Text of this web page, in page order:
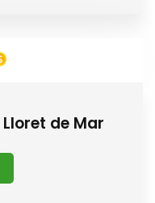
de Mar